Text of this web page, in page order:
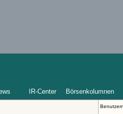
IR-Center Börsenkolumnen